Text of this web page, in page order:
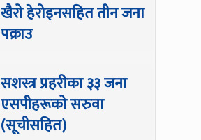
खैरो हेरोइनसहित तीन जना
पक्राउ
सशस्त्र प्रहरीका ३३ जना
एसपीहरूको सरुवा
(सूचीसहित)